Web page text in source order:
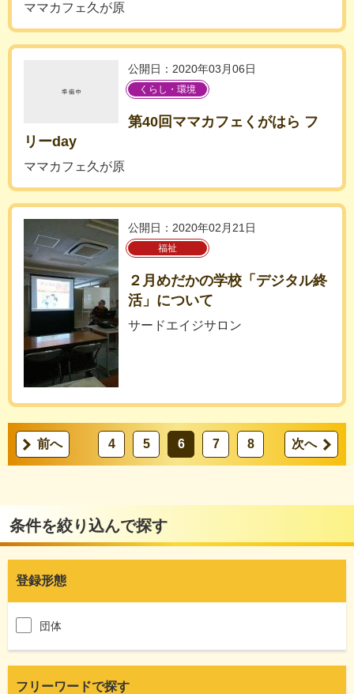
ママカフェ久が原
公開日：2020年03月06日
くらし・環境
第40回ママカフェくがはら フ
リーday
ママカフェ久が原
公開日：2020年02月21日
福祉
２月めだかの学校「デジタル終
活」について
サードエイジサロン
前へ 4 5 6 7 8 次へ
条件を絞り込んで探す
登録形態
団体
フリーワードで探す